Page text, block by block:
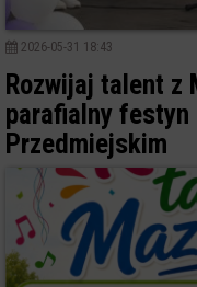
2026-05-31 18:43
Rozwijaj talent z
parafialny festyn
Przedmiejskim